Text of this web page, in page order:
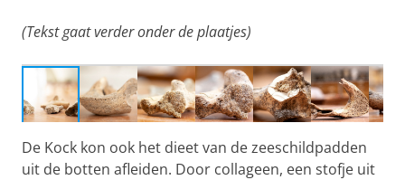
(Tekst gaat verder onder de plaatjes)
De Kock kon ook het dieet van de zeeschildpadden
uit de botten afleiden. Door collageen, een stofje uit